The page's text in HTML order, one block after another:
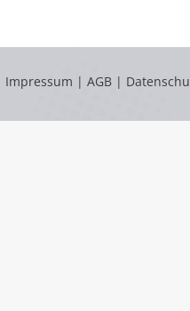
Impressum | AGB |